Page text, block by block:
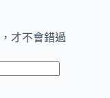
才不會錯過